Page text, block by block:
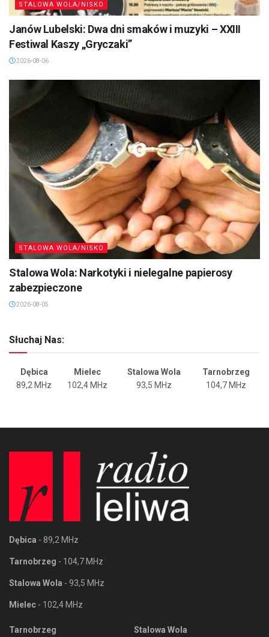
STALOWA WOLA/NISKO
Janów Lubelski: Dwa dni smaków i muzyki – XXIII
Festiwal Kaszy „Gryczaki”
2026-08-06
STALOWA WOLA/NISKO
Stalowa Wola: Narkotyki i nielegalne papierosy
zabezpieczone
2026-08-05
Słuchaj Nas:
Dębica Mielec Stalowa Wola
Tarnobrzeg
89,2 MHz
102,4 MHz 93,5 MHz 104,7 MHz
Dębica - 89,2 MHz
Tarnobrzeg - 104,7 MHz
Stalowa Wola - 93,5 MHz
Mielec - 102,4 MHz
Tarnobrzeg Stalowa Wola